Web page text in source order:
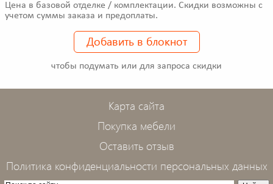
Цена в базовой отделке / комплектации. Скидки возможны с
учетом суммы заказа и предоплаты.
Добавить в блокнот
чтобы подумать или для запроса скидки
Карта сайта
Покупка мебели
Оставить отзыв
Политика конфиденциальности персональных данных